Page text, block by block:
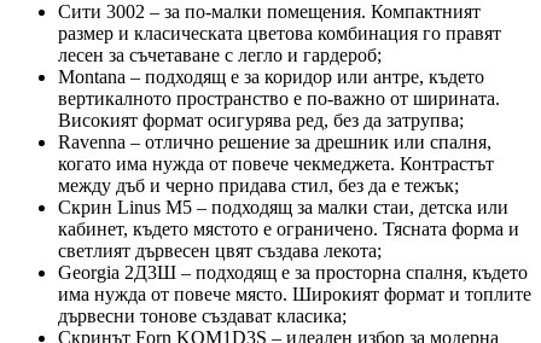
Сити 3002 – за по-малки помещения. Компактният
размер и класическата цветова комбинация го правят
лесен за съчетаване с легло и гардероб;
Montana – подходящ е за коридор или антре, където
вертикалното пространство е по-важно от ширината.
Високият формат осигурява ред, без да затрупва;
Ravenna – отлично решение за дрешник или спалня,
когато има нужда от повече чекмеджета. Контрастът
между дъб и черно придава стил, без да е тежък;
Скрин Linus M5 – подходящ за малки стаи, детска или
кабинет, където мястото е ограничено. Тясната форма и
светлият дървесен цвят създава лекота;
Georgia 2Д3Ш – подходящ е за просторна спалня, където
има нужда от повече място. Широкият формат и топлите
дървесни тонове създават класика;
Скринът Forn KOM1D3S – идеален избор за модерна